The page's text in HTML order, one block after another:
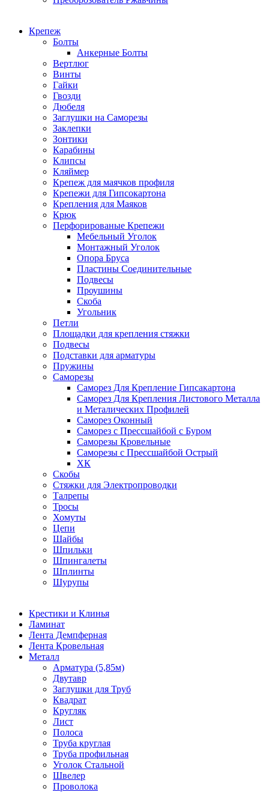
Крепеж
Болты
Анкерные Болты
Вертлюг
Винты
Гайки
Гвозди
Дюбеля
Заглушки на Саморезы
Заклепки
Зонтики
Карабины
Клипсы
Кляймер
Крепеж для маячков профиля
Крепежи для Гипсокартона
Крепления для Маяков
Крюк
Перфорированые Крепежи
Мебельный Уголок
Монтажный Уголок
Опора Бруса
Пластины Соединительные
Подвесы
Проушины
Скоба
Угольник
Петли
Площадки для крепления стяжки
Подвесы
Подставки для арматуры
Пружины
Саморезы
Саморез Для Крепление Гипсакартона
Саморез Для Крепления Листового Металла
и Металических Профилей
Саморез Оконный
Саморез с Прессшайбой с Буром
Саморезы Кровельные
Саморезы с Прессшайбой Острый
ХК
Скобы
Стяжки для Электропроводки
Талрепы
Тросы
Хомуты
Цепи
Шайбы
Шпильки
Шпингалеты
Шплинты
Шурупы
Крестики и Клинья
Ламинат
Лента Демпферная
Лента Кровельная
Металл
Арматура (5,85м)
Двутавр
Заглушки для Труб
Квадрат
Кругляк
Лист
Полоса
Труба круглая
Труба профильная
Уголок Стальной
Швелер
Проволока